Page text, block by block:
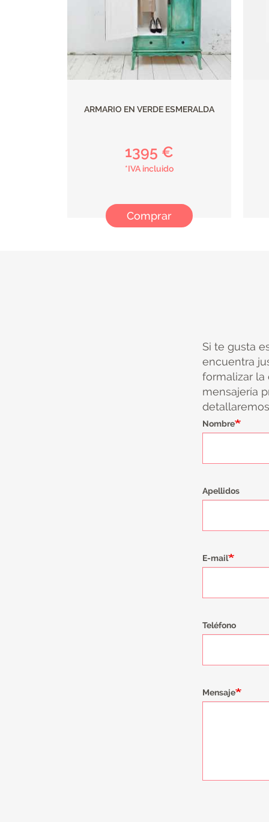
ARMARIO EN VERDE ESMERALDA
1395 €
*IVA incluido
Comprar
Si te gusta
encuentra
formalizar la
mensajería
Nombre
Apellidos
E-mail
Teléfono
Mensaje